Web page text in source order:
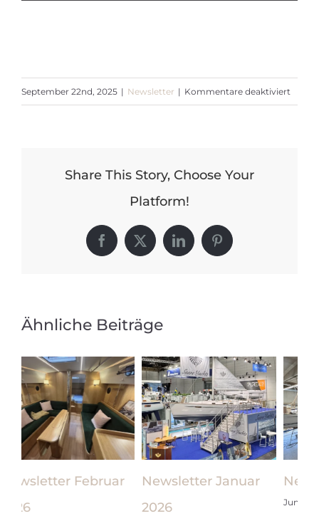
September 22nd, 2025 | Newsletter | Kommentare deaktiviert
Share This Story, Choose Your
Platform!
Facebook
X LinkedInPinterest
Ähnliche Beiträge
Newsletter Januar
2026
Newsletter Mai 2026
Juni 4th, 2026